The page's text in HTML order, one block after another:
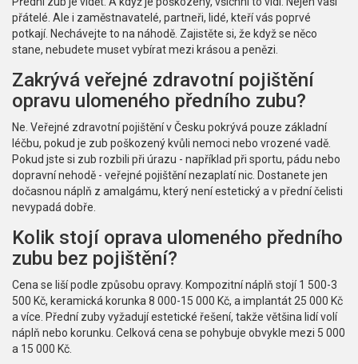
přátelé. Ale i zaměstnavatelé, partneři, lidé, kteří vás poprvé
potkají. Nechávejte to na náhodě. Zajistěte si, že když se něco
stane, nebudete muset vybírat mezi krásou a penězi.
Zakrývá veřejné zdravotní pojištění
opravu ulomeného předního zubu?
Ne. Veřejné zdravotní pojištění v Česku pokrývá pouze základní
léčbu, pokud je zub poškozený kvůli nemoci nebo vrozené vadě.
Pokud jste si zub rozbili při úrazu - například při sportu, pádu nebo
dopravní nehodě - veřejné pojištění nezaplatí nic. Dostanete jen
dočasnou náplň z amalgámu, který není estetický a v přední čelisti
nevypadá dobře.
Kolik stojí oprava ulomeného předního
zubu bez pojištění?
Cena se liší podle způsobu opravy. Kompozitní náplň stojí 1 500-3
500 Kč, keramická korunka 8 000-15 000 Kč, a implantát 25 000 Kč
a více. Přední zuby vyžadují estetické řešení, takže většina lidí volí
náplň nebo korunku. Celková cena se pohybuje obvykle mezi 5 000
a 15 000 Kč.